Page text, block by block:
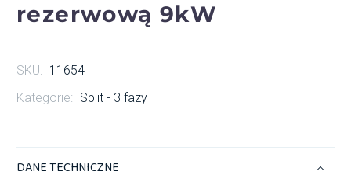
rezerwową 9kW
SKU: 11654
Kategorie: Split - 3 fazy
DANE TECHNICZNE